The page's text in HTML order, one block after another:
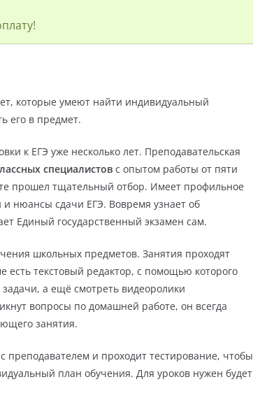
которые умеют найти индивидуальный
его в предмет.
к ЕГЭ уже несколько лет. Преподавательская
специалистов с опытом работы от пяти
прошел тщательный отбор. Имеет профильное
и нюансы сдачи ЕГЭ. Вовремя узнает об
Единый государственный экзамен сам.
школьных предметов. Занятия проходят
есть текстовый редактор, с помощью которого
а ещё смотреть видеоролики
вопросы по домашней работе, он всегда
занятия.
преподавателем и проходит тестирование, чтобы
план обучения. Для уроков нужен будет